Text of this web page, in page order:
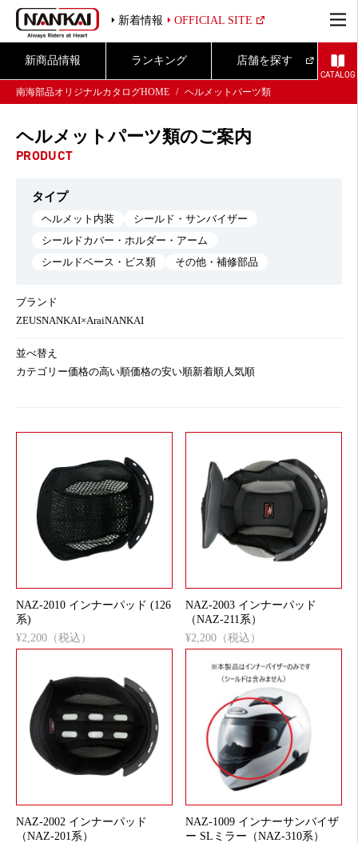
新着情報 OFFICIAL SITE
新商品情報 ランキング 店舗を探す
CATALOG
南海部品オリジナルカタログHOME
ヘルメットパーツ類
ヘルメットパーツ類のご案内
PRODUCT
タイプ
ヘルメット内装
シールド・サンバイザー
シールドカバー・ホルダー・アーム
シールドベース・ビス類
その他・補修部品
ブランド
ZEUSNANKAI×AraiNANKAI
並べ替え
カテゴリー価格の高い順価格の安い順新着順人気順
NAZ-2010 インナーパッド (126
系)
¥2,200（税込）
NAZ-2003 インナーパッド
（NAZ-211系）
¥2,200（税込）
NAZ-2002 インナーパッド
（NAZ-201系）
NAZ-1009 インナーサンバイザ
ー SLミラー（NAZ-310系）